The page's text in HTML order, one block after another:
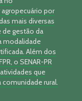
por
mais diversas
de gestão da
modalidade
Além dos
o SENAR-PR
que
rural.